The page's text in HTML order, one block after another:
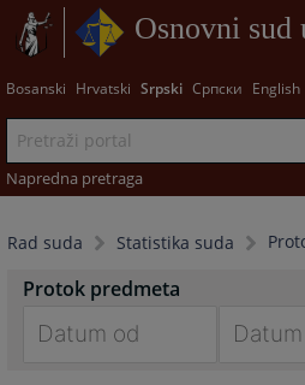
Osnovni
Bosanski Hrvatski Srpski Српски English
Napredna pretraga
Rad suda Statistika suda
Protok predmeta